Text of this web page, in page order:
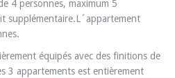
4 personnes, maximum 5
supplémentaire.L´appartement
équipés avec des finitions de
3 appartements est entièrement